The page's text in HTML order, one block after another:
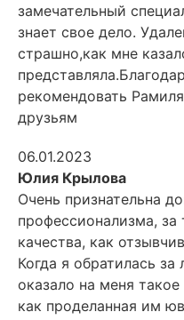
замечательный
знает свое дело.
страшно,как мне
рекомендовать
друзьям
06.01.2023
Юлия Крылова
Очень признательна
профессионализма, за
качества, как
Когда я обратилась за
оказало на меня такое
как проделанная им